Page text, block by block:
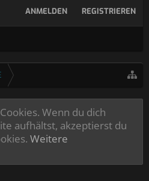
ANMELDEN REGISTRIEREN
Wenn du dich
aufhältst, akzeptierst du
Weitere